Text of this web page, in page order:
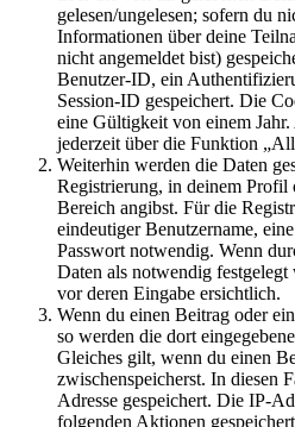
gelesen/ungelesen; sofern du
Informationen über deine
nicht angemeldet bist)
Benutzer-ID, ein
Session-ID gespeichert. Die
eine Gültigkeit von einem
jederzeit über die Funktion
Weiterhin werden die Daten
Registrierung, in deinem Profil
Bereich angibst. Für die
eindeutiger Benutzername,
Passwort notwendig. Wenn
Daten als notwendig
vor deren Eingabe ersichtlich.
Wenn du einen Beitrag oder
so werden die dort
Gleiches gilt, wenn du einen
zwischenspeicherst. In diesen
Adresse gespeichert. Die IP-
folgenden Aktionen